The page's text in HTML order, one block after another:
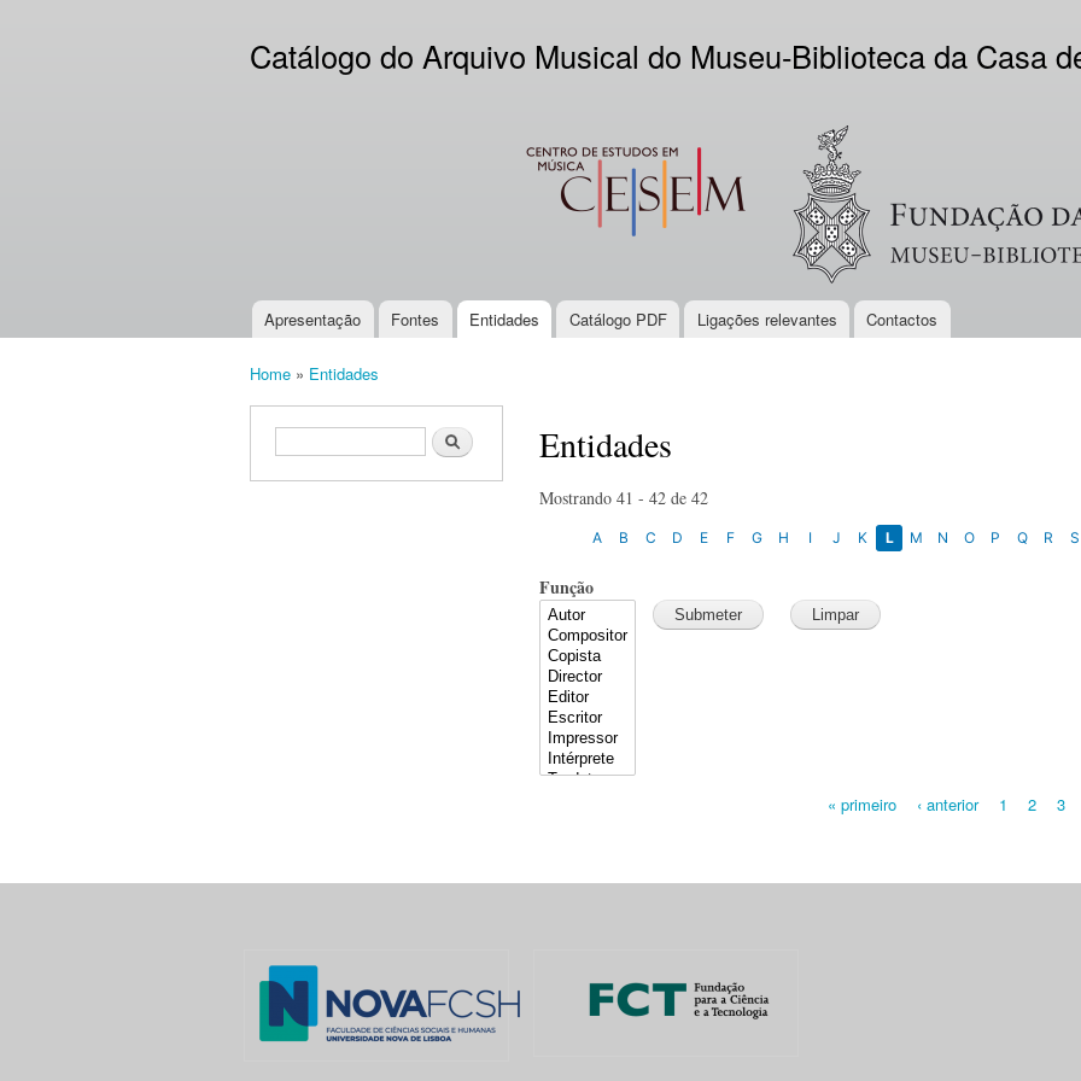
content
Catálogo do Arquivo Musical do Museu-Biblioteca da Casa
CESEM Logo VV
Main menu
Apresentação Fontes Entidades Catálogo PDF Ligações relevantes Contactos
Home » Entidades
Search form Search Entidades
Mostrando 41 - 42 de 42
A B C D E F G H I J K L M N O P Q R S
Função
« primeiro ‹ anterior 1 2 3